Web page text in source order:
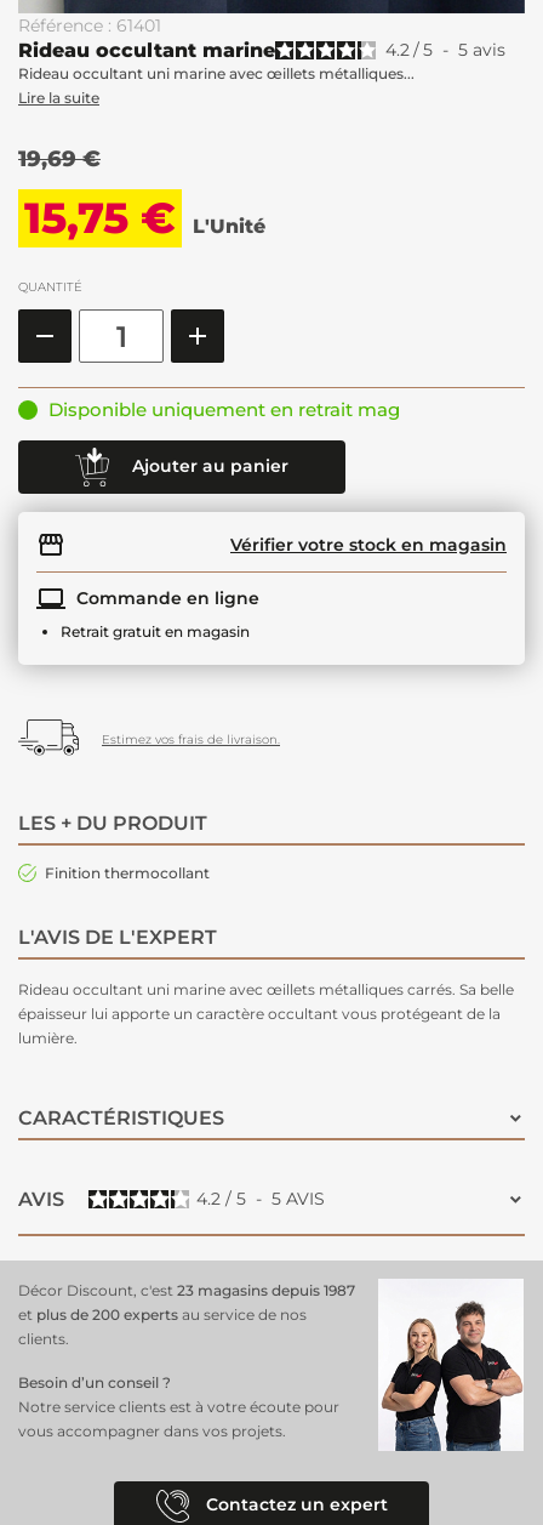
Référence : 61401
Rideau occultant marine 4.2/5 - 5 avis
Rideau occultant uni marine avec œillets métalliques...
Lire la suite
19,69 €
15,75 € L'Unité
QUANTITÉ
Disponible uniquement en retrait mag
Ajouter au panier
Vérifier votre stock en magasin
Commande en ligne
Retrait gratuit en magasin
Estimez vos frais de livraison.
LES + DU PRODUIT
Finition thermocollant
L'AVIS DE L'EXPERT
Rideau occultant uni marine avec œillets métalliques carrés. Sa belle
épaisseur lui apporte un caractère occultant vous protégeant de la
lumière.
CARACTÉRISTIQUES
AVIS 4.2 / 5 - 5 AVIS
Décor Discount, c'est 23 magasins depuis 1987
et plus de 200 experts au service de nos
clients.
Besoin d’un conseil ?
Notre service clients est à votre écoute pour
vous accompagner dans vos projets.
Contactez un expert